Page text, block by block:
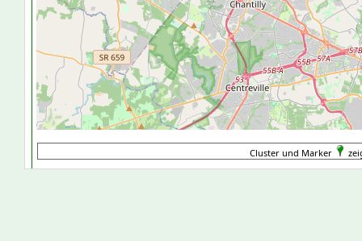
Cluster und Marker